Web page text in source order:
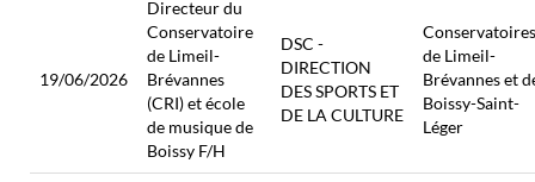
19/06/2026
Directeur du
Conservatoire
de Limeil-
Brévannes
(CRI) et école
de musique de
Boissy F/H
DSC -
DIRECTION
DES SPORTS ET
DE LA CULTURE
Conservatoires
de Limeil-
Brévannes et
Boissy-Saint-
Léger